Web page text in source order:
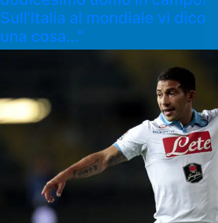
Sull’Italia al mondiale vi dico
una cosa…”